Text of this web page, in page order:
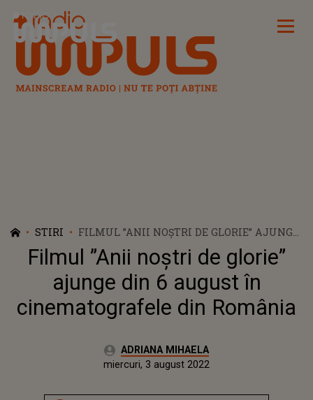
Radio Impuls
STIRI
FILMUL ”ANII NOŞTRI DE GLORIE” AJUNGE
DIN 6 AUGUST ÎN CINEMATOGRAFELE DIN
ROMÂNIA
Filmul ”Anii noştri de glorie”
ajunge din 6 august în
cinematografele din România
Autor:ADRIANA MIHAELA
Actualizat:
miercuri, 3 august 2022